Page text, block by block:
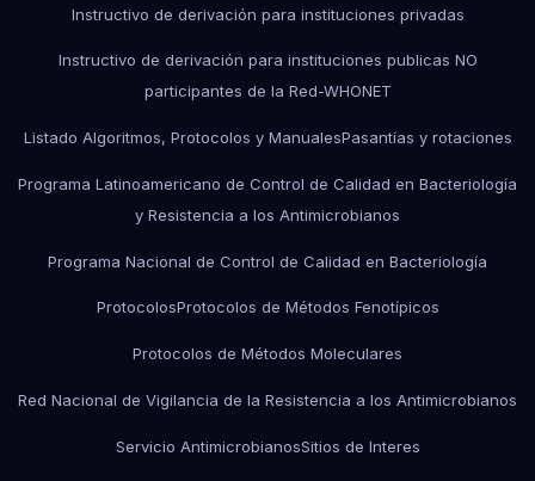
Instructivo de derivación para instituciones privadas
Instructivo de derivación para instituciones publicas NO
participantes de la Red-WHONET
Listado Algoritmos, Protocolos y ManualesPasantías y rotaciones
Programa Latinoamericano de Control de Calidad en Bacteriología
y Resistencia a los Antimicrobianos
Programa Nacional de Control de Calidad en Bacteriología
ProtocolosProtocolos de Métodos Fenotípicos
Protocolos de Métodos Moleculares
Red Nacional de Vigilancia de la Resistencia a los Antimicrobianos
Servicio AntimicrobianosSitios de Interes